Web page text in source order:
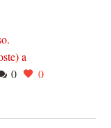
a
0 0